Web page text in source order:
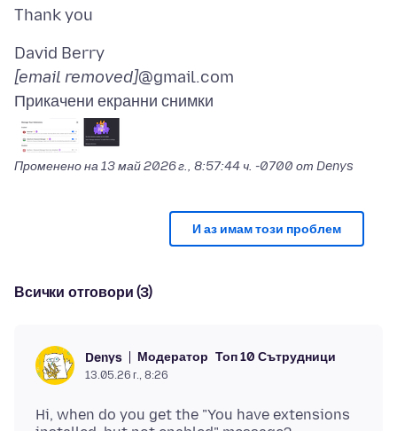
[email removed]
Прикачени екранни снимки
Променено на13 май 2026 г., 8:57:44 ч. -0700 от Denys
И аз имам този проблем
Всички отговори (3)
Denys Модератор Топ 10 Сътрудници
13.05.26 г., 8:26
Hi, when do you get the "You have extensions